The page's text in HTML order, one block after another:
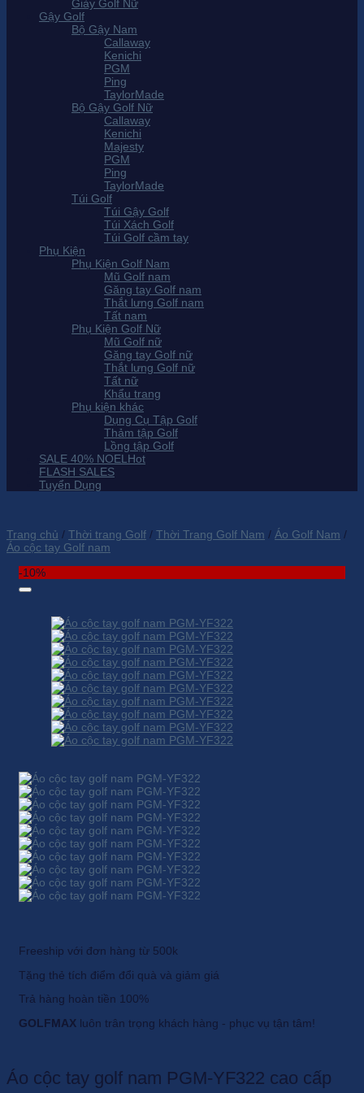
Giày Golf Nữ
Gậy Golf
Bộ Gậy Nam
Callaway
Kenichi
PGM
Ping
TaylorMade
Bộ Gậy Golf Nữ
Callaway
Kenichi
Majesty
PGM
Ping
TaylorMade
Túi Golf
Túi Gậy Golf
Túi Xách Golf
Túi Golf cầm tay
Phụ Kiện
Phụ Kiện Golf Nam
Mũ Golf nam
Găng tay Golf nam
Thắt lưng Golf nam
Tất nam
Phụ Kiện Golf Nữ
Mũ Golf nữ
Găng tay Golf nữ
Thắt lưng Golf nữ
Tất nữ
Khẩu trang
Phụ kiện khác
Dụng Cụ Tập Golf
Thảm tập Golf
Lồng tập Golf
SALE 40% NOEL
FLASH SALES
Tuyển Dụng
Trang chủ / Thời trang Golf / Thời Trang Golf Nam / Áo Golf Nam /
Áo cộc tay Golf nam
-10%
Freeship với đơn hàng từ 500k
Tặng thẻ tích điểm đổi quà và giảm giá
Trả hàng hoàn tiền 100%
GOLFMAX luôn trân trọng khách hàng - phục vụ tận tâm!
Áo cộc tay golf nam PGM-YF322 cao cấp